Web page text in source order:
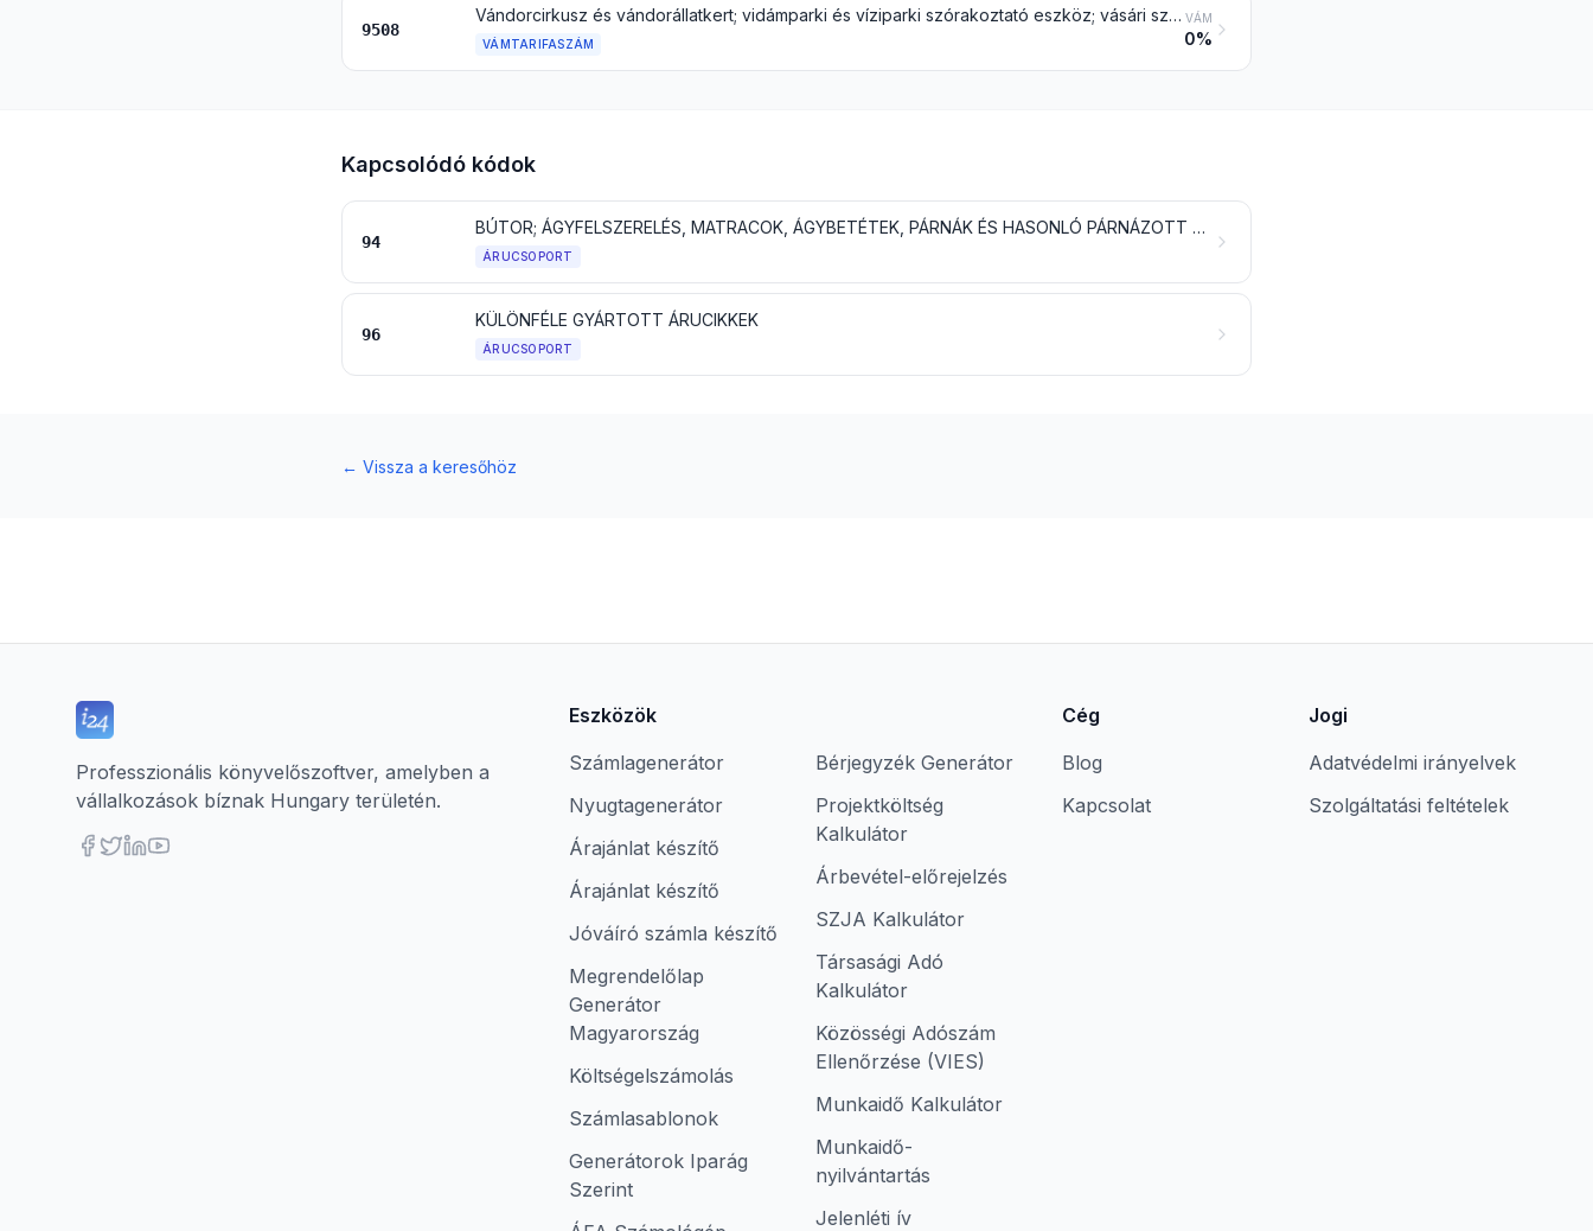
9508
Vándorcirkusz és vándorállatkert; vidámparki és víziparki szórakoztató eszköz; vásári szórakoztató eszköz, beleértve a céllövöldét; vándorszínházat
VÁMTARIFASZÁM
VÁM
0%
Kapcsolódó kódok
94
BÚTOR; ÁGYFELSZERELÉS, MATRACOK, ÁGYBETÉTEK, PÁRNÁK ÉS HASONLÓ PÁRNÁZOTT LAKBERENDEZÉSI CIKKEK; MÁSHOL NEM EMLÍTETT LÁMPATESTEK ÉS VILÁGÍTÓFELSZERELÉSEK; MEGVILÁGÍTOTT JELZÉSEK, REKLÁMFELIRATOK, NÉVTÁBLÁK ÉS HASONLÓK; ELŐRE GYÁRTOTT ÉPÜLETEK
ÁRUCSOPORT
96
KÜLÖNFÉLE GYÁRTOTT ÁRUCIKKEK
ÁRUCSOPORT
← Vissza a keresőhöz
Professzionális könyvelőszoftver, amelyben a
vállalkozások bíznak Hungary területén.
Eszközök
Számlagenerátor
Nyugtagenerátor
Árajánlat készítő
Árajánlat készítő
Jóváíró számla készítő
Megrendelőlap
Generátor
Magyarország
Költségelszámolás
Számlasablonok
Generátorok Iparág
Szerint
Bérjegyzék Generátor
Projektköltség
Kalkulátor
Árbevétel-előrejelzés
SZJA Kalkulátor
Társasági Adó
Kalkulátor
Közösségi Adószám
Ellenőrzése (VIES)
Munkaidő Kalkulátor
Munkaidő-
nyilvántartás
Jelenléti ív
Cég
Blog
Kapcsolat
Jogi
Adatvédelmi irányelvek
Szolgáltatási feltételek